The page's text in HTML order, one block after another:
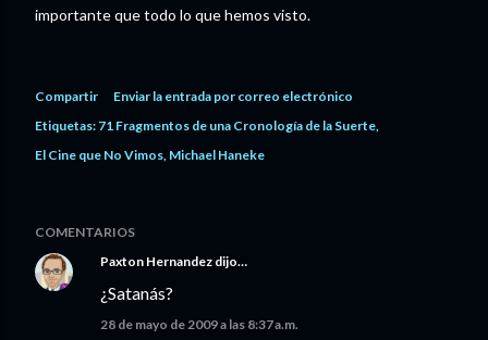
importante que todo lo que hemos visto.
Compartir
Enviar la entrada por correo electrónico
Etiquetas: 71 Fragmentos de una Cronología de la Suerte
El Cine que No Vimos Michael Haneke
COMENTARIOS
Paxton Hernandez dijo…
¿Satanás?
28 de mayo de 2009 a las 8:37 a.m.